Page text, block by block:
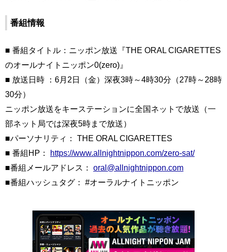
番組情報
■ 番組タイトル：ニッポン放送『THE ORAL CIGARETTES
のオールナイトニッポン0(zero)』
■ 放送日時 ：6月2日（金）深夜3時～4時30分（27時～28時
30分）
ニッポン放送をキーステーションに全国ネットで放送（一
部ネット局では深夜5時まで放送）
■パーソナリティ： THE ORAL CIGARETTES
■ 番組HP： https://www.allnightnippon.com/zero-sat/
■番組メールアドレス： oral@allnightnippon.com
■番組ハッシュタグ： #オーラルナイトニッポン